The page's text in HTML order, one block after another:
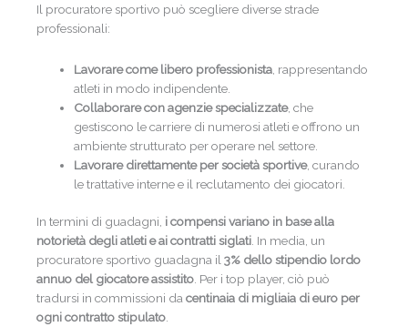
Il procuratore sportivo può scegliere diverse strade
professionali:
Lavorare come libero professionista , rappresentando
atleti in modo indipendente.
Collaborare con agenzie specializzate, che
gestiscono le carriere di numerosi atleti e offrono un
ambiente strutturato per operare nel settore.
Lavorare direttamente per società sportive, curando
le trattative interne e il reclutamento dei giocatori.
In termini di guadagni, i compensi variano in base alla
notorietà degli atleti e ai contratti siglati . In media, un
procuratore sportivo guadagna il 3% dello stipendio lordo
annuo del giocatore assistito . Per i top player, ciò può
tradursi in commissioni da centinaia di migliaia di euro per
ogni contratto stipulato